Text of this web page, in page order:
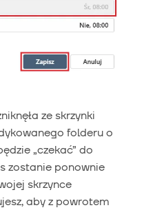
ze skrzynki
folderu o
„czekać” do
zostanie ponownie
skrzynce
aby z powrotem